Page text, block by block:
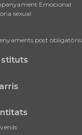
Emocional
sexual
post obligatòris